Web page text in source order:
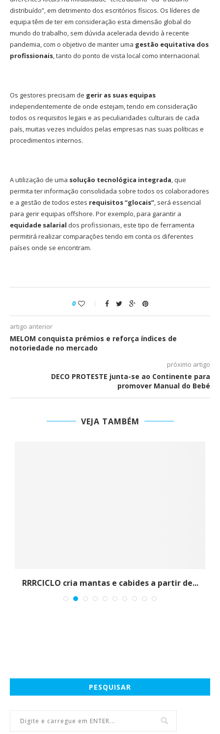
distribuído”, em detrimento dos escritórios físicos. Os líderes de
equipa têm de ter em consideração esta dimensão global do
mundo do trabalho, sem dúvida acelerada devido à recente
pandemia, com o objetivo de manter uma gestão equitativa dos
profissionais, tanto do ponto de vista local como internacional.
Os gestores precisam de gerir as suas equipas
independentemente de onde estejam, tendo em consideração
todos os requisitos legais e as peculiaridades culturais de cada
país, muitas vezes incluídos pelas empresas nas suas políticas e
procedimentos internos.
A utilização de uma solução tecnológica integrada, que
permita ter informação consolidada sobre todos os colaboradores
e a gestão de todos estes requisitos “glocais”, será essencial
para gerir equipas offshore. Por exemplo, para garantir a
equidade salarial dos profissionais, este tipo de ferramenta
permitirá realizar comparações tendo em conta os diferentes
países onde se encontram.
0
artigo anterior
MELOM conquista prémios e reforça índices de
notoriedade no mercado
próximo artigo
DECO PROTESTE junta-se ao Continente para
promover Manual do Bebé
VEJA TAMBÉM
RRRCICLO cria mantas e cabides a partir de...
PESQUISAR